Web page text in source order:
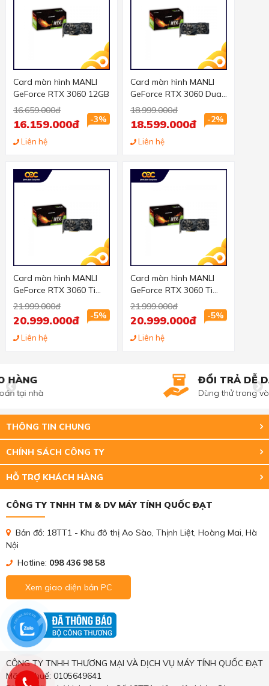
Card màn hình MANLI
GeForce RTX 3060 12GB
16.659.000đ
-3%
16.159.000đ
Liên hệ
Card màn hình MANLI
GeForce RTX 3060 Dual
Fan 12GB (LHR)
18.999.000đ
-2%
18.599.000đ
Liên hệ
Card màn hình MANLI
GeForce RTX 3060 Ti
8GB
21.999.000đ
-5%
20.999.000đ
Liên hệ
Card màn hình MANLI
GeForce RTX 3060 Ti
8GB (LHR)
21.999.000đ
-5%
20.999.000đ
Liên hệ
ĐỔI TRẢ DỄ DÀNG
Dùng thử trong vòng 3 ngày
THÔNG TIN CHUNG
CHÍNH SÁCH CÔNG TY
HỖ TRỢ KHÁCH HÀNG
CÔNG TY TNHH TM & DV MÁY TÍNH QUỐC ĐẠT
Bản đồ: 18TT1 - Khu đô thị Ao Sào, Thịnh Liệt, Hoàng Mai, Hà
Nội
Hotline: 098 436 98 58
Xem giao diện bản PC
CÔNG TY TNHH THƯƠNG MẠI VÀ DỊCH VỤ MÁY TÍNH QUỐC ĐẠT
Mã số thuế: 0105649641